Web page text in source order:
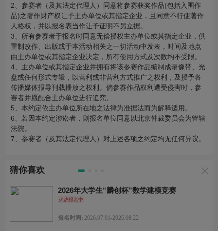
2、参赛者（及其法定代理人）同意将参赛获奖作品(包括入围作
品)之著作财产权让予主办单位或其指定企业，且同意不行使著作
人格权，并以报名表当作让予证明不另立据。
3、所有参赛者于报名时同意无偿授权主办单位或其指定企业，供
重制改作、出版或于本活动相关之一切活动中发表，时间及地点
由主办单位或其指定企业决定，所有使用方式及次数均不受限。
4、主办单位或其指定企业并拥有将该参赛作品编制成录像带、光
盘或任何形式专辑，以营利或非营利方式推广之权利，及授予各
传播媒体报导刊载播放之权利。倘参赛作品权利遭受侵害时，参
赛者并愿配合主办单位进行追究。
5、本约定依主办单位所在地之法律为准据法而为解释适用。
6、若因本约定涉讼者，则报名单位同意以北京仲裁委员会为管辖
法院。
7、参赛者（及其法定代理人）对上述各项之约定均无任何异议。
猜你喜欢
2026年大学生“麟创杯”数学建模竞赛
火热报名中
报名时间: 2026.07.01-2026.08.22